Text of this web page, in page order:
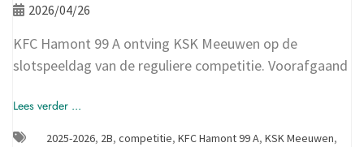
2026/04/26
KFC Hamont 99 A ontving KSK Meeuwen op de
slotspeeldag van de reguliere competitie. Voorafgaand
Lees verder ...
2025-2026, 2B, competitie, KFC Hamont 99 A, KSK Meeuwen,